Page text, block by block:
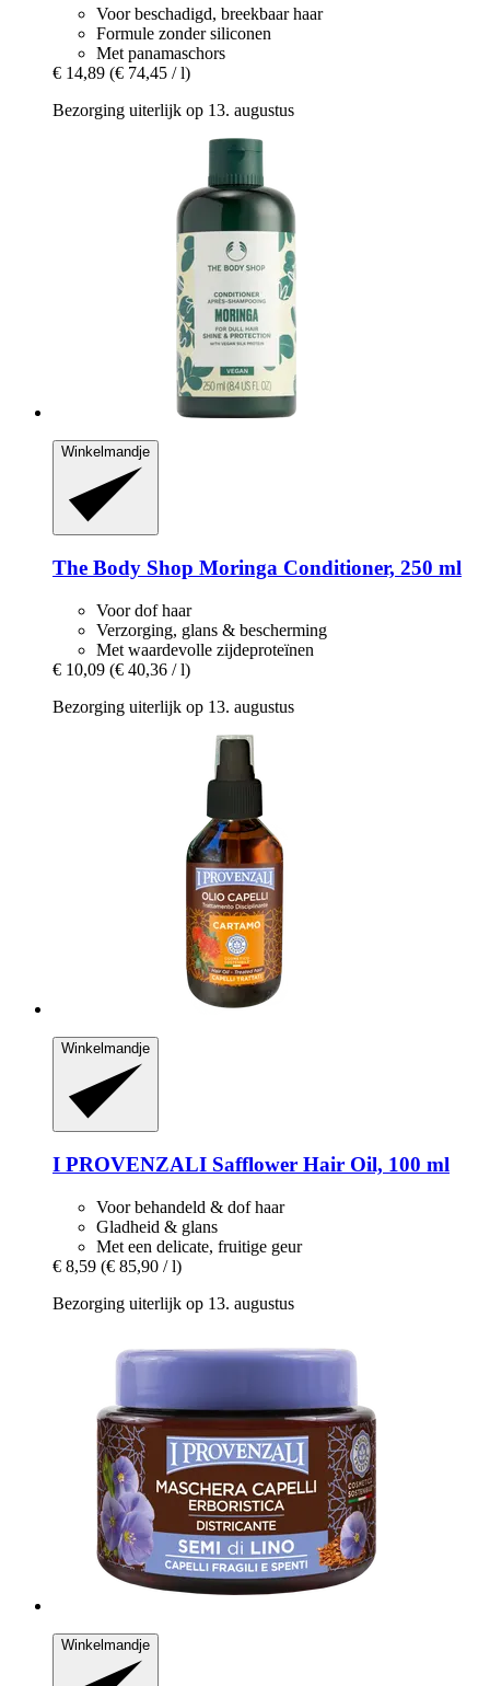
Voor beschadigd, breekbaar haar
Formule zonder siliconen
Met panamaschors
€ 14,89 (€ 74,45 / l)
Bezorging uiterlijk op 13. augustus
Winkelmandje
The Body Shop Moringa Conditioner, 250 ml
Voor dof haar
Verzorging, glans & bescherming
Met waardevolle zijdeproteïnen
€ 10,09 (€ 40,36 / l)
Bezorging uiterlijk op 13. augustus
Winkelmandje
I PROVENZALI Safflower Hair Oil, 100 ml
Voor behandeld & dof haar
Gladheid & glans
Met een delicate, fruitige geur
€ 8,59 (€ 85,90 / l)
Bezorging uiterlijk op 13. augustus
Winkelmandje